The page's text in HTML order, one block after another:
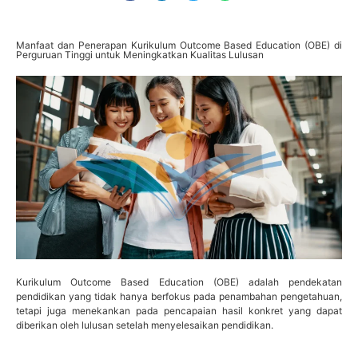
Manfaat dan Penerapan Kurikulum Outcome Based Education (OBE) di
Perguruan Tinggi untuk Meningkatkan Kualitas Lulusan
Kurikulum Outcome Based Education (OBE) adalah pendekatan
pendidikan yang tidak hanya berfokus pada penambahan pengetahuan,
tetapi juga menekankan pada pencapaian hasil konkret yang dapat
diberikan oleh lulusan setelah menyelesaikan pendidikan.